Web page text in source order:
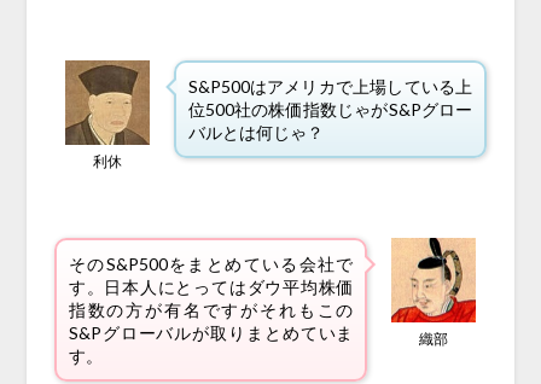
利休
S&P500はアメリカで上場している上
位500社の株価指数じゃがS&Pグロー
バルとは何じゃ？
そのS&P500をまとめている会社で
す。日本人にとってはダウ平均株価
指数の方が有名ですがそれもこの
S&Pグローバルが取りまとめていま
す。
織部